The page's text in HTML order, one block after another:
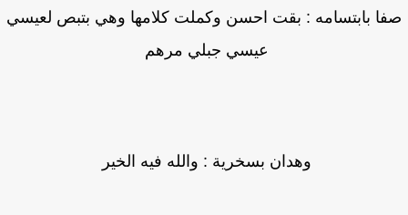
بابتسامه : بقت احسن وكملت كلامها وهي بتبص لعيسي
عيسي جبلي مرهم
وهدان بسخرية : والله فيه الخير